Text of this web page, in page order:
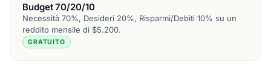
Budget 70/20/10
Necessità 70%, Desideri 20%, Risparmi/Debiti 10% su un
reddito mensile di $5.200.
GRATUITO